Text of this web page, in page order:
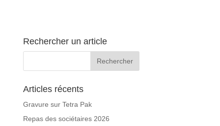
Rechercher un article
Articles récents
Gravure sur Tetra Pak
Repas des sociétaires 2026